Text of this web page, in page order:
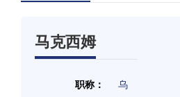
马克西姆
职称：
乌